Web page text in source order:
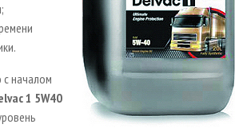
началом
1 5W­40